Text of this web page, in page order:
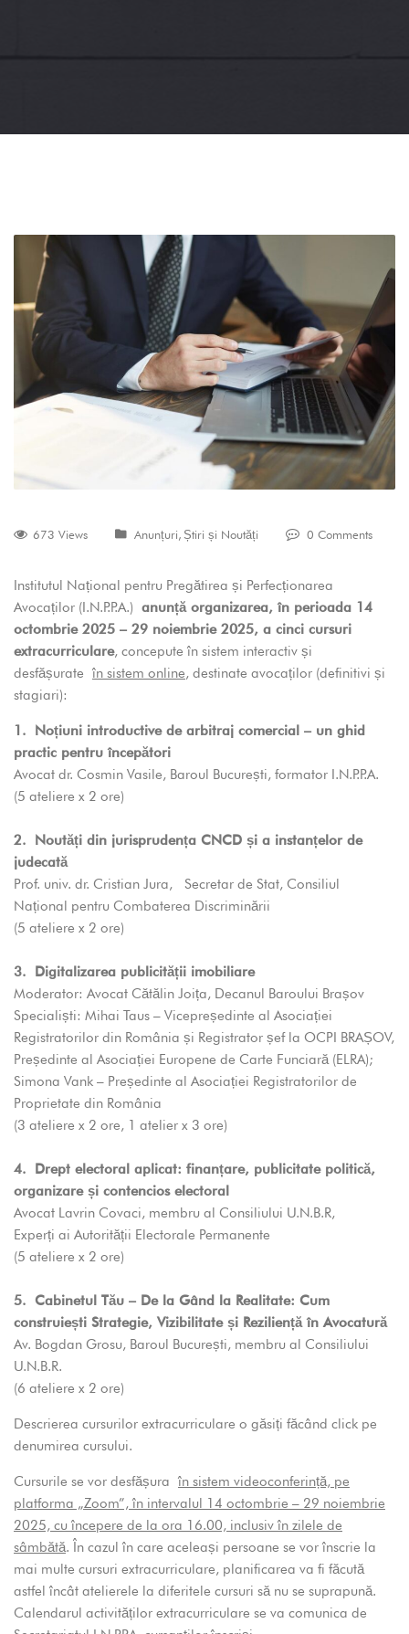
673 Views Anunțuri, Știri și Noutăți 0 Comments
Institutul Național pentru Pregătirea și Perfecționarea
Avocaților (I.N.P.P.A.) anunță organizarea, în perioada 14
octombrie 2025 – 29 noiembrie 2025, a cinci cursuri
extracurriculare, concepute în sistem interactiv și
desfășurate în sistem online, destinate avocaților (definitivi și
stagiari):
1. Noțiuni introductive de arbitraj comercial – un ghid
practic pentru începători
Avocat dr. Cosmin Vasile, Baroul București, formator I.N.P.P.A.
(5 ateliere x 2 ore)
2. Noutăți din jurisprudența CNCD și a instanțelor de
judecată
Prof. univ. dr. Cristian Jura, Secretar de Stat, Consiliul
Național pentru Combaterea Discriminării
(5 ateliere x 2 ore)
3. Digitalizarea publicității imobiliare
Moderator: Avocat Cătălin Joița, Decanul Baroului Brașov
Specialiști: Mihai Taus – Vicepreședinte al Asociației
Registratorilor din România și Registrator șef la OCPI BRAȘOV,
Președinte al Asociației Europene de Carte Funciară (ELRA);
Simona Vank – Președinte al Asociației Registratorilor de
Proprietate din România
(3 ateliere x 2 ore, 1 atelier x 3 ore)
4. Drept electoral aplicat: finanțare, publicitate politică,
organizare și contencios electoral
Avocat Lavrin Covaci, membru al Consiliului U.N.B.R,
Experți ai Autorității Electorale Permanente
(5 ateliere x 2 ore)
5. Cabinetul Tău – De la Gând la Realitate: Cum
construiești Strategie, Vizibilitate și Reziliență în Avocatură
Av. Bogdan Grosu, Baroul București, membru al Consiliului
U.N.B.R.
(6 ateliere x 2 ore)
Descrierea cursurilor extracurriculare o găsiți făcând click pe
denumirea cursului.
Cursurile se vor desfășura în sistem videoconferință, pe
platforma „Zoom”, în intervalul 14 octombrie – 29 noiembrie
2025, cu începere de la ora 16.00, inclusiv în zilele de
sâmbătă. În cazul în care aceleași persoane se vor înscrie la
mai multe cursuri extracurriculare, planificarea va fi făcută
astfel încât atelierele la diferitele cursuri să nu se suprapună.
Calendarul activităților extracurriculare se va comunica de